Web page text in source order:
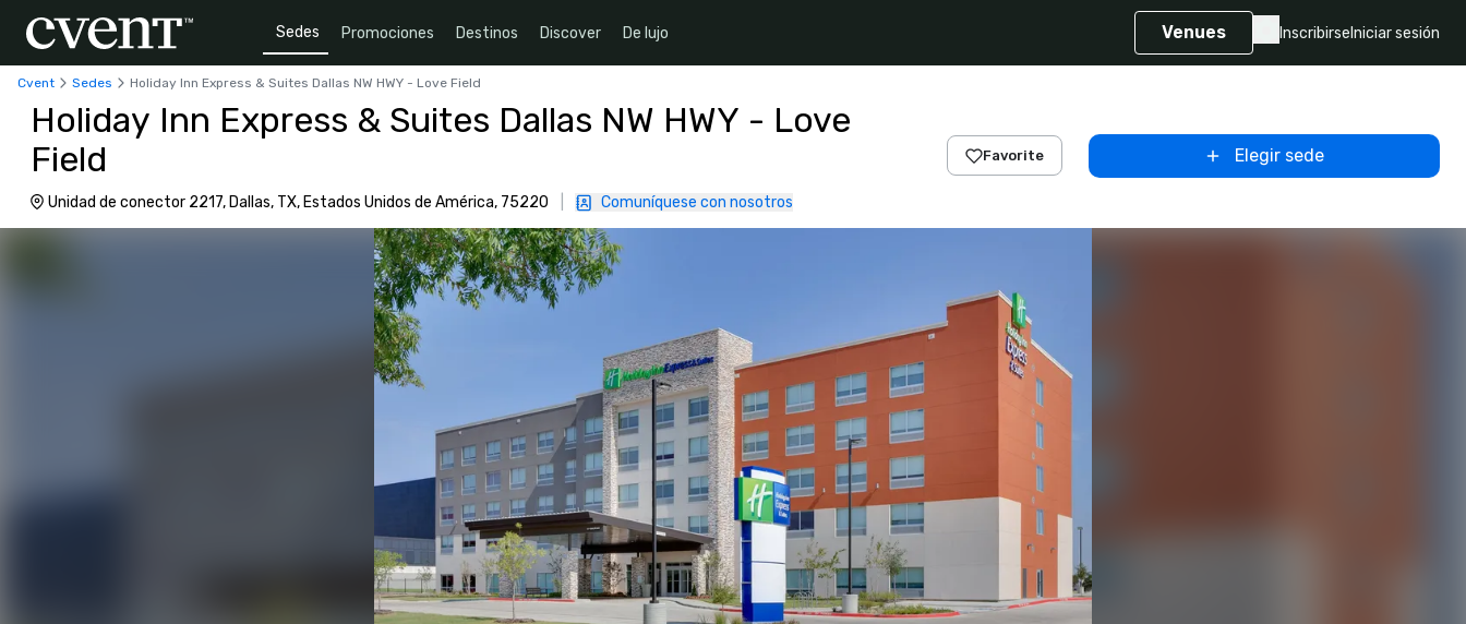
Sedes Promociones Destinos Discover De lujo Venues Inscribirse Iniciar sesión
Cvent Sedes Holiday Inn Express & Suites Dallas NW HWY - Love Field
Holiday Inn Express & Suites Dallas NW HWY - Love
Field
Unidad de conector 2217, Dallas, TX, Estados Unidos de América, 75220 Comuníquese con nosotros
Favorite Elegir sede